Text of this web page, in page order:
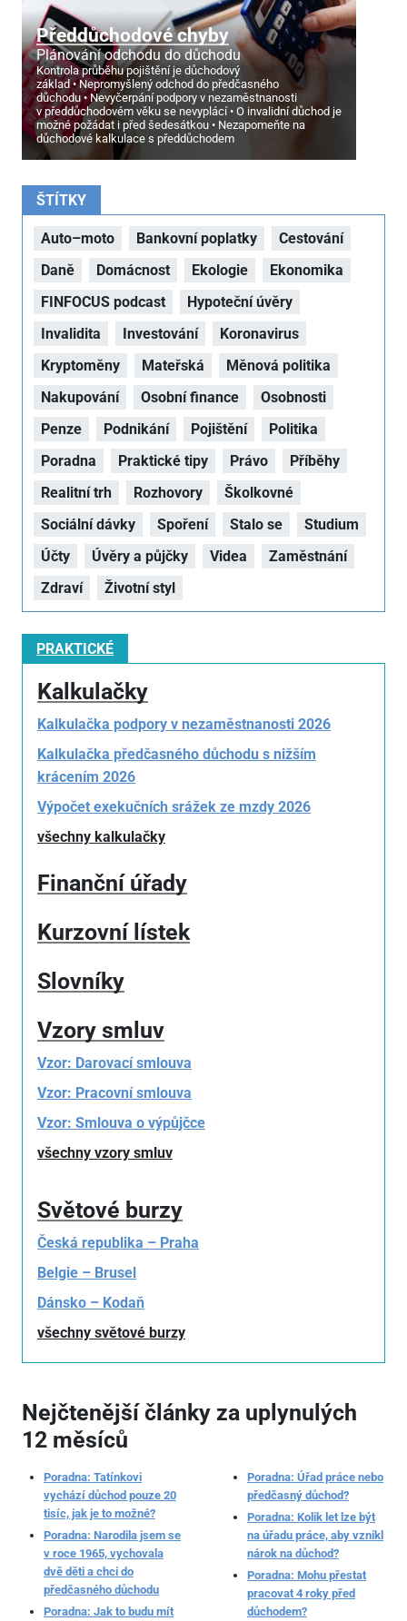
Předdůchodové chyby
Plánování odchodu do důchodu
Kontrola průběhu pojištění je důchodový
základ
Nepromyšlený odchod do předčasného
důchodu
Nevyčerpání podpory v nezaměstnanosti
v předdůchodovém věku se nevyplácí
O invalidní důchod je
možné požádat i před šedesátkou
Nezapomeňte na
důchodové kalkulace s předdůchodem
ŠTÍTKY
Auto–moto Bankovní poplatky
Cestování
Daně
Domácnost Ekologie
Ekonomika
FINFOCUS podcast
Hypoteční úvěry
Invalidita
Investování
Koronavirus
Kryptoměny
Mateřská
Měnová politika
Nakupování
Osobní finance
Osobnosti
Penze
Podnikání Pojištění
Politika
Poradna
Praktické tipy Právo
Příběhy
Realitní trh
Rozhovory
Školkovné
Sociální dávky
Spoření Stalo se
Studium
Účty
Úvěry a půjčky Videa
Zaměstnání
Zdraví
Životní styl
PRAKTICKÉ
Kalkulačky
Kalkulačka podpory v nezaměstnanosti 2026
Kalkulačka předčasného důchodu s nižším
krácením 2026
Výpočet exekučních srážek ze mzdy 2026
všechny kalkulačky
Finanční úřady
Kurzovní lístek
Slovníky
Vzory smluv
Vzor: Darovací smlouva
Vzor: Pracovní smlouva
Vzor: Smlouva o výpůjčce
všechny vzory smluv
Světové burzy
Česká republika – Praha
Belgie – Brusel
Dánsko – Kodaň
všechny světové burzy
Nejčtenější články za uplynulých
12 měsíců
Poradna: Tatínkovi
vychází důchod pouze 20
tisíc, jak je to možné?
Poradna: Narodila jsem se
v roce 1965, vychovala
dvě děti a chci do
předčasného důchodu
Poradna: Jak to budu mít
Poradna: Úřad práce nebo
předčasný důchod?
Poradna: Kolik let lze být
na úřadu práce, aby vznikl
nárok na důchod?
Poradna: Mohu přestat
pracovat 4 roky před
důchodem?